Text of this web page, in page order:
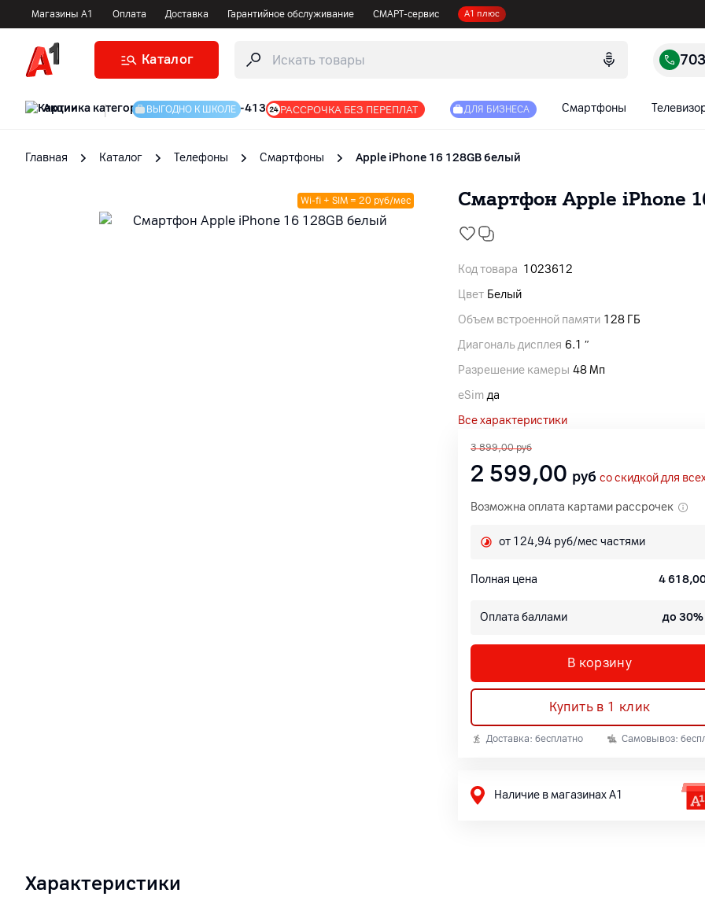
Магазины А1 Оплата Доставка Гарантийное обслуживание СМАРТ-сервис А1 плюс
Каталог
Акции | ВЫГОДНО К ШКОЛЕ РАССРОЧКА БЕЗ ПЕРЕПЛАТ ДЛЯ БИЗНЕСА Смартфоны
Главная Каталог Телефоны Смартфоны Apple iPhone 16 128GB белый
Wi-fi + SIM = 20 руб/мес Смартфон Apple iPhone
Код товара 1023612
Цвет Белый
Объем встроенной памяти 128 ГБ
Диагональ дисплея 6.1 ″
Разрешение камеры 48 Мп
eSim да
Все характеристики
3 899,00 руб
2 599,00 руб со скидкой для
Возможна оплата картами рассрочек
от 124,94 руб/мес частями
Полная цена 4
Оплата баллами до 30%
В корзину
Купить в 1 клик
Доставка: бесплатно Самовывоз:
Наличие в магазинах А1
Характеристики